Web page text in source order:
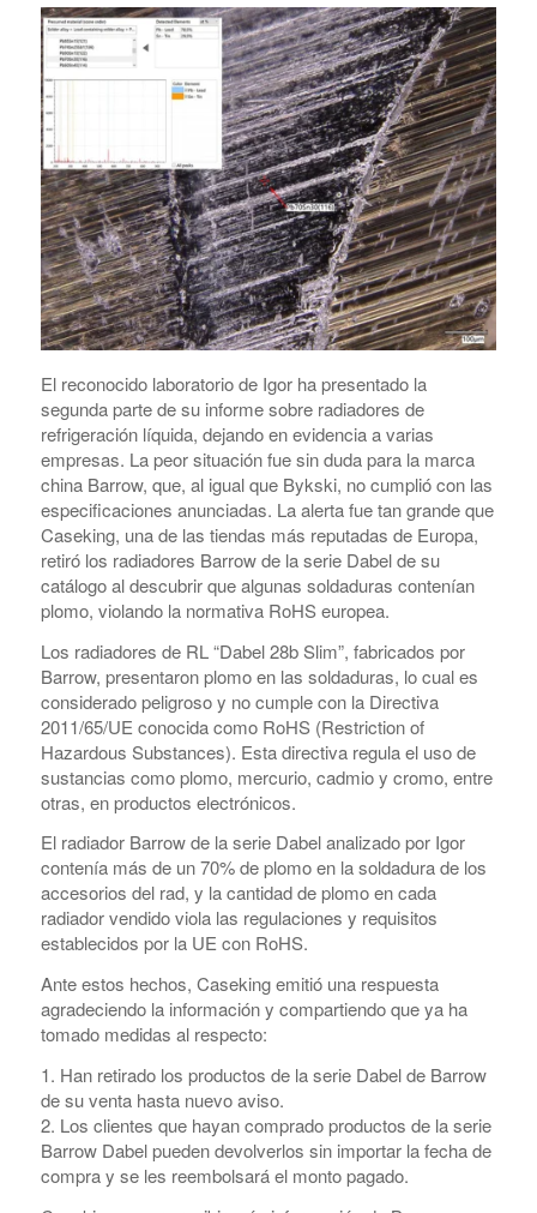
El reconocido laboratorio de Igor ha presentado la
segunda parte de su informe sobre radiadores de
refrigeración líquida, dejando en evidencia a varias
empresas. La peor situación fue sin duda para la marca
china Barrow, que, al igual que Bykski, no cumplió con las
especificaciones anunciadas. La alerta fue tan grande que
Caseking, una de las tiendas más reputadas de Europa,
retiró los radiadores Barrow de la serie Dabel de su
catálogo al descubrir que algunas soldaduras contenían
plomo, violando la normativa RoHS europea.
Los radiadores de RL “Dabel 28b Slim”, fabricados por
Barrow, presentaron plomo en las soldaduras, lo cual es
considerado peligroso y no cumple con la Directiva
2011/65/UE conocida como RoHS (Restriction of
Hazardous Substances). Esta directiva regula el uso de
sustancias como plomo, mercurio, cadmio y cromo, entre
otras, en productos electrónicos.
El radiador Barrow de la serie Dabel analizado por Igor
contenía más de un 70% de plomo en la soldadura de los
accesorios del rad, y la cantidad de plomo en cada
radiador vendido viola las regulaciones y requisitos
establecidos por la UE con RoHS.
Ante estos hechos, Caseking emitió una respuesta
agradeciendo la información y compartiendo que ya ha
tomado medidas al respecto:
1. Han retirado los productos de la serie Dabel de Barrow
de su venta hasta nuevo aviso.
2. Los clientes que hayan comprado productos de la serie
Barrow Dabel pueden devolverlos sin importar la fecha de
compra y se les reembolsará el monto pagado.